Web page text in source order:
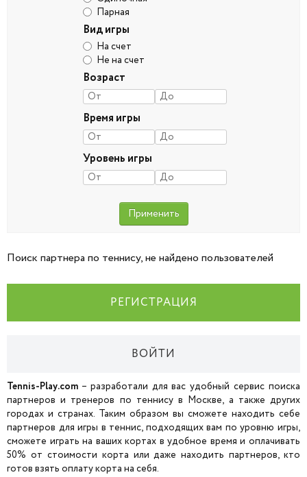
Парная
Вид игры
На счет
Не на счет
Возраст
Время игры
Уровень игры
Поиск партнера по теннису, не найдено пользователей
РЕГИСТРАЦИЯ
ВОЙТИ
Tennis-Play.com – разработали для вас удобный сервис поиска
партнеров и тренеров по теннису в Москве, а также других
городах и странах. Таким образом вы сможете находить себе
партнеров для игры в теннис, подходящих вам по уровню игры,
сможете играть на ваших кортах в удобное время и оплачивать
50% от стоимости корта или даже находить партнеров, кто
готов взять оплату корта на себя.